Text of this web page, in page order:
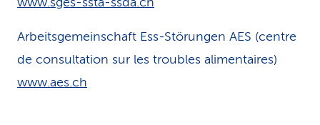
Arbeitsgemeinschaft Ess-Störungen AES (centre
de consultation sur les troubles alimentaires)
www.aes.ch